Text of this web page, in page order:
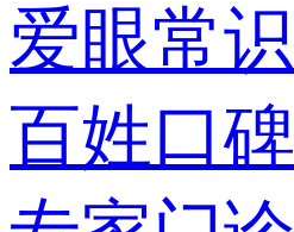
爱眼常识
百姓口碑